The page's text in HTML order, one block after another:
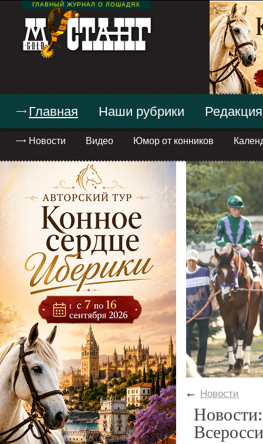
ГЛАВНЫЙ ЖУРНАЛ О ЛОШАДЯХ
Главная
Новости Видео Юмор от конников
Наши рубрики Редакция
← Новости